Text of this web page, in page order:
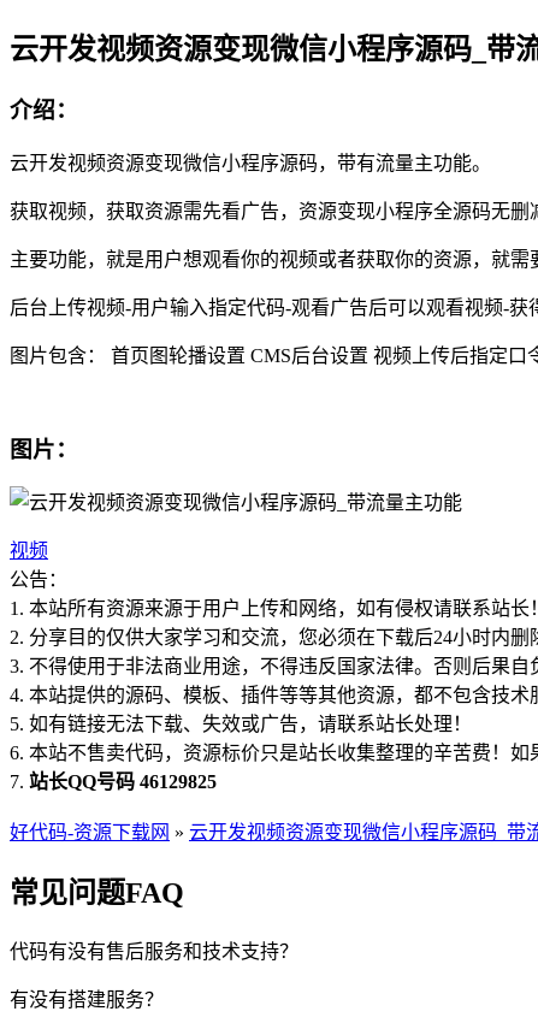
云开发视频资源变现微信小程序源码_带
介绍：
云开发视频资源变现微信小程序源码，带有流量主功能。
获取视频，获取资源需先看广告，资源变现小程序全源码无删
主要功能，就是用户想观看你的视频或者获取你的资源，就需
后台上传视频-用户输入指定代码-观看广告后可以观看视频-
图片包含： 首页图轮播设置 CMS后台设置 视频上传后指定口
图片：
视频
公告：
1. 本站所有资源来源于用户上传和网络，如有侵权请联系站长！
2. 分享目的仅供大家学习和交流，您必须在下载后24小时内删
3. 不得使用于非法商业用途，不得违反国家法律。否则后果自
4. 本站提供的源码、模板、插件等等其他资源，都不包含技术
5. 如有链接无法下载、失效或广告，请联系站长处理！
6. 本站不售卖代码，资源标价只是站长收集整理的辛苦费！
7. 站长QQ号码 46129825
好代码-资源下载网 » 云开发视频资源变现微信小程序源码_带
常见问题FAQ
代码有没有售后服务和技术支持？
有没有搭建服务？